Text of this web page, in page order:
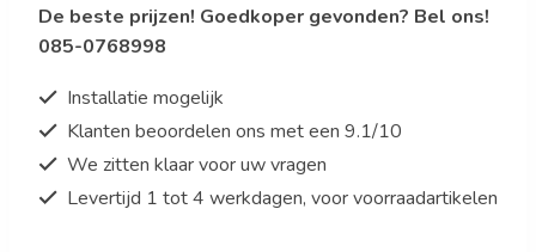
De beste prijzen! Goedkoper gevonden? Bel ons!
085-0768998
Installatie mogelijk
Klanten beoordelen ons met een 9.1/10
We zitten klaar voor uw vragen
Levertijd 1 tot 4 werkdagen, voor voorraadartikelen